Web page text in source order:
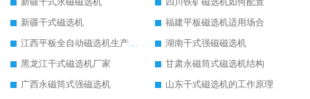
新疆干式磁选机
福建平板磁选机适用场合
江西平板全自动磁选机生产厂家
湖南干式强磁磁选机
黑龙江干式磁选机厂家
甘肃永磁筒式磁选机结构
广西永磁筒式强磁选机
山东干式磁选机的工作原理